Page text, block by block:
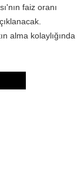
faiz oranı
alma kolaylığında